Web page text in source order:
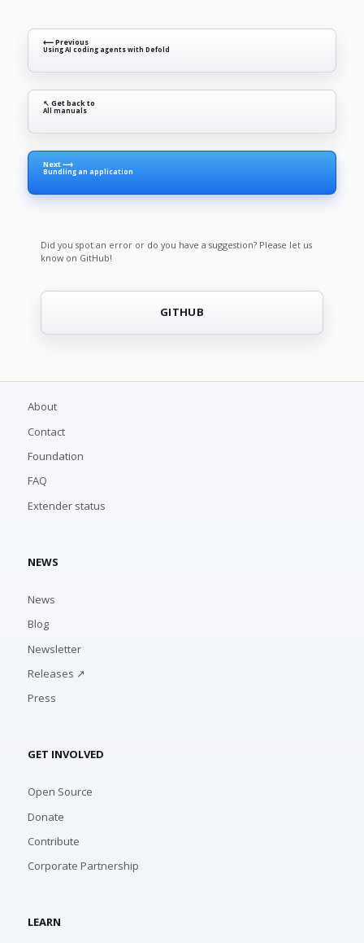
⟵ Previous
Using AI coding agents with Defold
↖ Get back to
All manuals
Next ⟶
Bundling an application
Did you spot an error or do you have a suggestion? Please let us
know on GitHub!
GITHUB
About
Contact
Foundation
FAQ
Extender status
NEWS
News
Blog
Newsletter
Releases ↗
Press
GET INVOLVED
Open Source
Donate
Contribute
Corporate Partnership
LEARN